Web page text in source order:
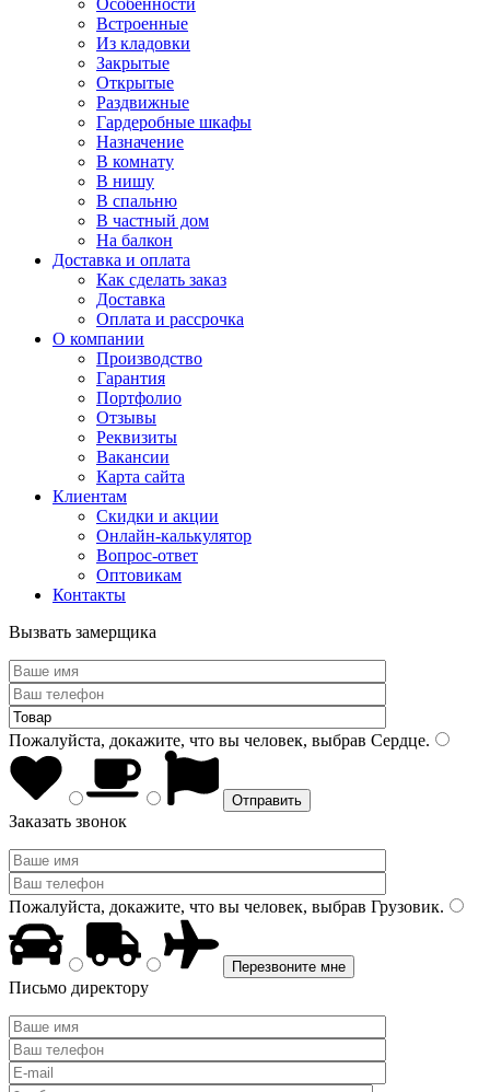
Особенности
Встроенные
Из кладовки
Закрытые
Открытые
Раздвижные
Гардеробные шкафы
Назначение
В комнату
В нишу
В спальню
В частный дом
На балкон
Доставка и оплата
Как сделать заказ
Доставка
Оплата и рассрочка
О компании
Производство
Гарантия
Портфолио
Отзывы
Реквизиты
Вакансии
Карта сайта
Клиентам
Скидки и акции
Онлайн-калькулятор
Вопрос-ответ
Оптовикам
Контакты
Вызвать замерщика
Пожалуйста, докажите, что вы человек, выбрав Сердце.
Заказать звонок
Пожалуйста, докажите, что вы человек, выбрав Грузовик.
Письмо директору